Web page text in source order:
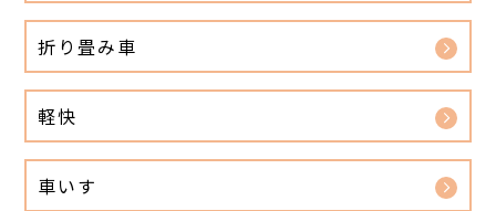
折り畳み車
軽快
車いす